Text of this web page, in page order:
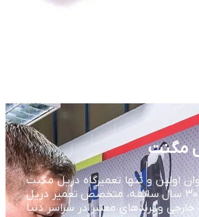
مگنت
اولین و تنها تعمیرگاه دریل مگنت
در ایران با بیش از ۳۰ سال سابقه، متخصص تعمیر دریل
خارجی و برندهای معتبر در سراسر دنیا